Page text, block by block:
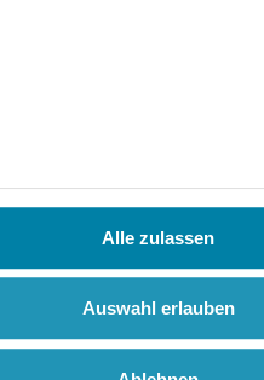
Alle zulassen
Auswahl erlauben